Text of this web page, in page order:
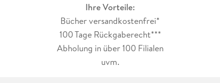
Ihre Vorteile:
Bücher versandkostenfrei*
100 Tage Rückgaberecht***
Abholung in über 100 Filialen
uvm.